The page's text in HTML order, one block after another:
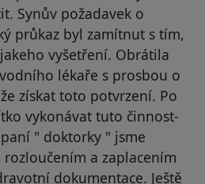
Synův požadavek o
průkaz byl zamítnut s tím,
vyšetření. Obrátila
lékaře s prosbou o
získat toto potvrzení. Po
vykonávat tuto činnost-
" doktorky " jsme
a zaplacením
dokumentace. Ještě